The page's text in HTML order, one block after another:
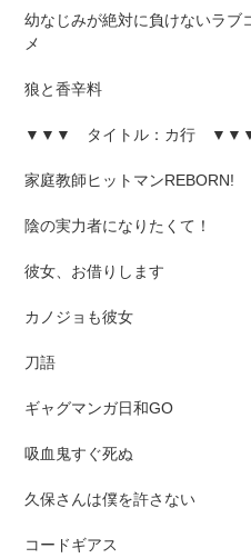
幼なじみが絶対に負けないラブ
メ
狼と香辛料
▼▼▼ タイトル：カ行
家庭教師ヒットマンREBORN!
陰の実力者になりたくて！
彼女、お借りします
カノジョも彼女
刀語
ギャグマンガ日和GO
吸血鬼すぐ死ぬ
久保さんは僕を許さない
コードギアス